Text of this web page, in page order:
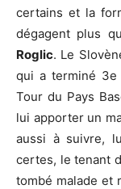
certains et la
dégagent plus
Roglic. Le
qui a terminé 3e
Tour du Pays
lui apporter un
aussi à suivre,
certes, le tenant
tombé malade et